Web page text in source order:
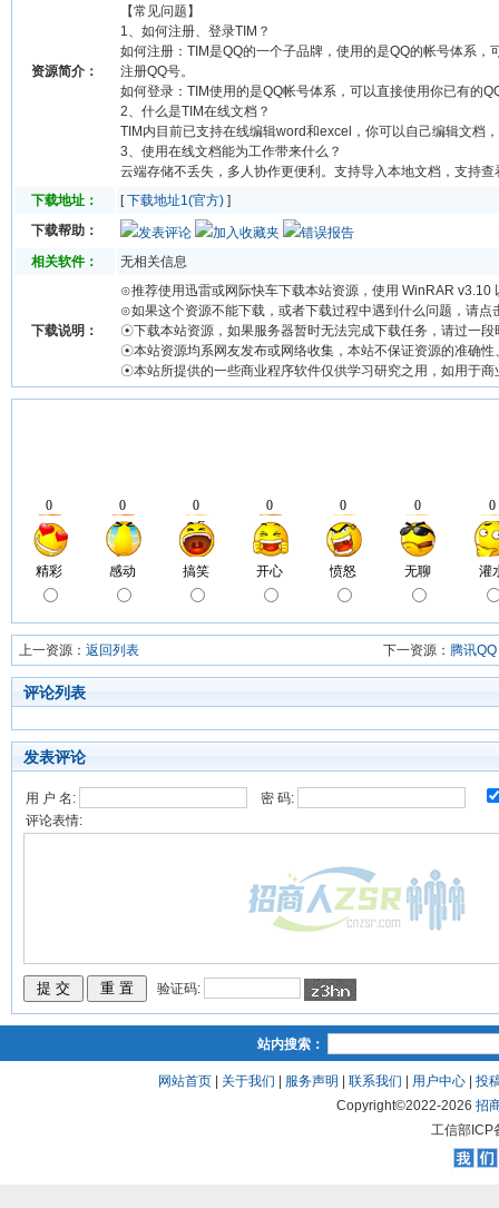
资源简介：
【常见问题】
1、如何注册、登录TIM？
如何注册：TIM是QQ的一个子品牌，使用的是QQ的帐号体系，
注册QQ号。
如何登录：TIM使用的是QQ帐号体系，可以直接使用你已有的
2、什么是TIM在线文档？
TIM内目前已支持在线编辑word和excel，你可以自己编辑文档
3、使用在线文档能为工作带来什么？
云端存储不丢失，多人协作更便利。支持导入本地文档，支持查
下载地址：
[下载地址1(官方) ]
下载帮助：
发表评论 加入收藏夹
错误报告
相关软件：
无相关信息
下载说明：
⊙推荐使用迅雷或网际快车下载本站资源，使用 WinRAR v3.10
⊙如果这个资源不能下载，或者下载过程中遇到什么问题，请点
☉下载本站资源，如果服务器暂时无法完成下载任务，请过一段
☉本站资源均系网友发布或网络收集，本站不保证资源的准确
☉本站所提供的一些商业程序软件仅供学习研究之用，如用于商
上一资源： 返回列表 下一资源： 腾讯
评论列表
发表评论
用 户 名:
密 码:
评论表情:
验证码:
站内搜索：
网站首页 关于我们 服务声明 联系我们 用户中心
投
Copyright©2022-2026招
工信部ICP